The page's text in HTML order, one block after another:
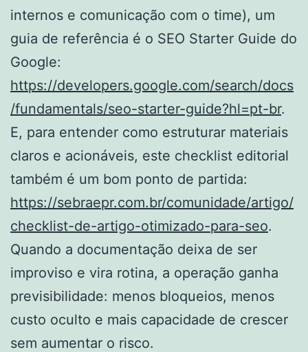
internos e comunicação com o time), um
guia de referência é o SEO Starter Guide do
Google:
https://developers.google.com/search/docs
/fundamentals/seo-starter-guide?hl=pt-br.
E, para entender como estruturar materiais
claros e acionáveis, este checklist editorial
também é um bom ponto de partida:
https://sebraepr.com.br/comunidade/artigo/
checklist-de-artigo-otimizado-para-seo.
Quando a documentação deixa de ser
improviso e vira rotina, a operação ganha
previsibilidade: menos bloqueios, menos
custo oculto e mais capacidade de crescer
sem aumentar o risco.